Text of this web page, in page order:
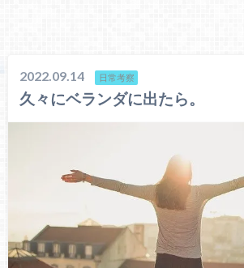
2022.09.14 日常考察
久々にベランダに出たら。